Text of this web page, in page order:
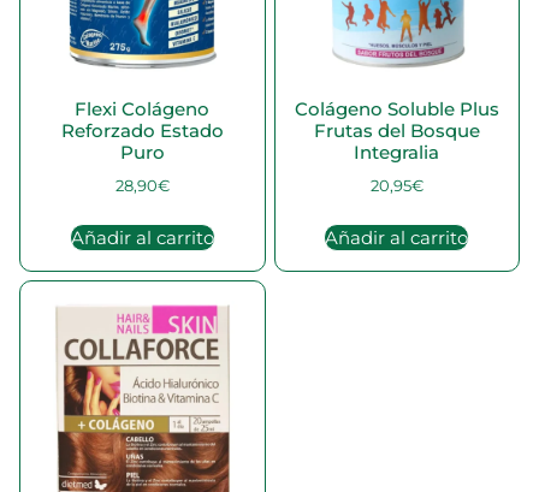
Flexi Colágeno
Reforzado Estado
Puro
28,90€
Añadir al carrito
Colágeno Soluble Plus
Frutas del Bosque
Integralia
20,95€
Añadir al carrito